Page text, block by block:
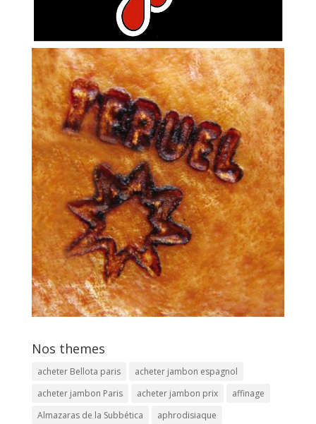
Nos themes
acheter Bellota paris
acheter jambon espagnol
acheter jambon Paris
acheter jambon prix
affinage
Almazaras de la Subbética
aphrodisiaque